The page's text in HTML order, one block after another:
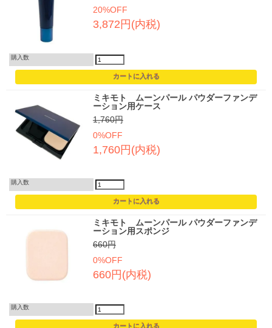
20%OFF
3,872円(内税)
購入数
ミキモト ムーンパール パウダーファンデ
ーション用ケース
1,760円
0%OFF
1,760円(内税)
購入数
ミキモト ムーンパール パウダーファンデ
ーション用スポンジ
660円
0%OFF
660円(内税)
購入数